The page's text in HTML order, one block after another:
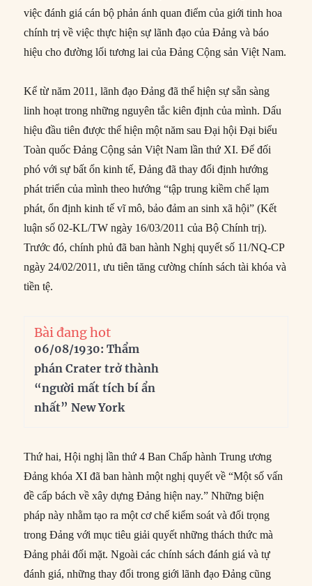
việc đánh giá cán bộ phản ánh quan điểm của giới tinh hoa
chính trị về việc thực hiện sự lãnh đạo của Đảng và báo
hiệu cho đường lối tương lai của Đảng Cộng sản Việt Nam.
Kể từ năm 2011, lãnh đạo Đảng đã thể hiện sự sẵn sàng
linh hoạt trong những nguyên tắc kiên định của mình. Dấu
hiệu đầu tiên được thể hiện một năm sau Đại hội Đại biểu
Toàn quốc Đảng Cộng sản Việt Nam lần thứ XI. Để đối
phó với sự bất ổn kinh tế, Đảng đã thay đổi định hướng
phát triển của mình theo hướng “tập trung kiềm chế lạm
phát, ổn định kinh tế vĩ mô, bảo đảm an sinh xã hội” (Kết
luận số 02-KL/TW ngày 16/03/2011 của Bộ Chính trị).
Trước đó, chính phủ đã ban hành Nghị quyết số 11/NQ-CP
ngày 24/02/2011, ưu tiên tăng cường chính sách tài khóa và
tiền tệ.
Bài đang hot
06/08/1930: Thẩm
phán Crater trở thành
“người mất tích bí ẩn
nhất” New York
Thứ hai, Hội nghị lần thứ 4 Ban Chấp hành Trung ương
Đảng khóa XI đã ban hành một nghị quyết về “Một số vấn
đề cấp bách về xây dựng Đảng hiện nay.” Những biện
pháp này nhằm tạo ra một cơ chế kiểm soát và đối trọng
trong Đảng với mục tiêu giải quyết những thách thức mà
Đảng phải đối mặt. Ngoài các chính sách đánh giá và tự
đánh giá, những thay đổi trong giới lãnh đạo Đảng cũng